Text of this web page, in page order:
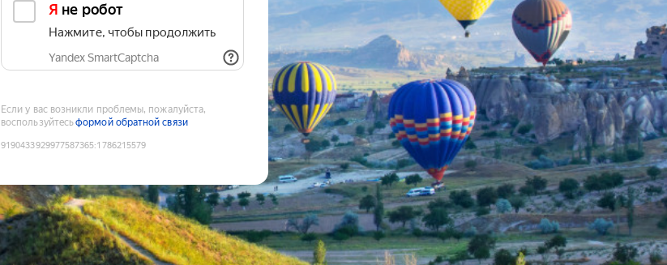
Я не робот
Нажмите, чтобы продолжить
Yandex SmartCaptcha
Если у вас возникли проблемы, пожалуйста,
воспользуйтесьформой обратной связи
9190433929977587365:1786215579